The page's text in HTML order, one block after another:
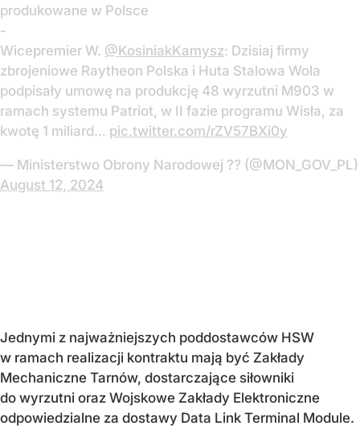
produkowane w Polsce
-
Wicepremier W. @KosiniakKamysz: Dzisiaj firmy
zbrojeniowe Raytheon Polska i Huta Stalowa Wola
podpisały umowę na produkcję 48 wyrzutni M903 w
ramach systemu Patriot, w II fazie programu Wisła, za
kwotę 1 miliard… pic.twitter.com/rZV57BXi0y
— Ministerstwo Obrony Narodowej ?? (@MON_GOV_PL)
August 12, 2024
Jednymi z najważniejszych poddostawców HSW
w ramach realizacji kontraktu mają być Zakłady
Mechaniczne Tarnów, dostarczające siłowniki
do wyrzutni oraz Wojskowe Zakłady Elektroniczne
odpowiedzialne za dostawy Data Link Terminal Module.